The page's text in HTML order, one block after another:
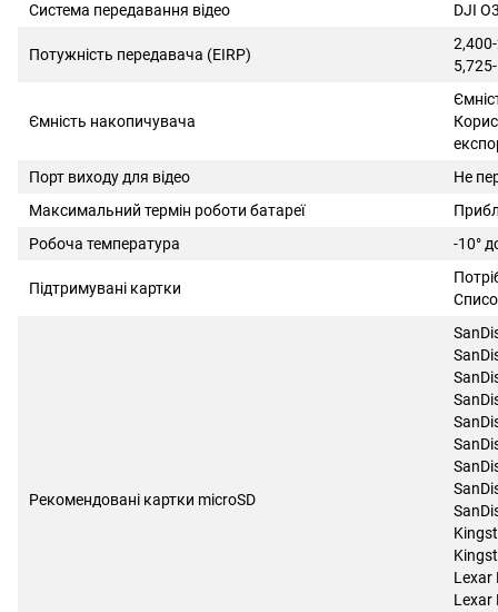
Система передавання відео
DJI
Потужність передавача (EIRP)
Ємність накопичувача
Порт виходу для відео
Не
Максимальний термін роботи батареї
Робоча температура
-10°
Підтримувані картки
Рекомендовані картки microSD
Lexar
Lexar